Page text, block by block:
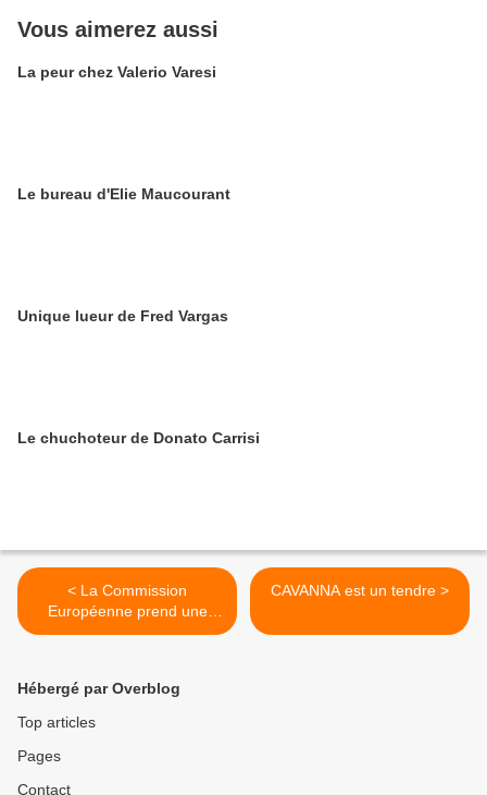
Vous aimerez aussi
La peur chez Valerio Varesi
Le bureau d'Elie Maucourant
Unique lueur de Fred Vargas
Le chuchoteur de Donato Carrisi
< La Commission
Européenne prend une
claque mais persistera
CAVANNA est un tendre >
Hébergé par Overblog
Top articles
Pages
Contact